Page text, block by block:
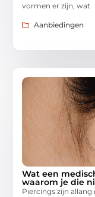
vormen er zijn, wat
Aanbiedingen
Wat een
waarom je die
Piercings zijn